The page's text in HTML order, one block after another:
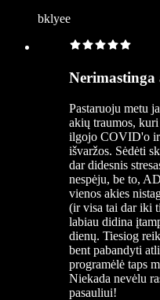
bklyee
Pastaruoju metu
akių traumos,
ilgojo COVID'o ir
išvaržos. Sėdėti
dar didesnis
nespėju, be to,
vienos akies
(ir visa tai dar iki
labiau didina
dienų. Tiesiog
bent pabandyti
programėlė taps
Niekada nevėlu
pasauliui!